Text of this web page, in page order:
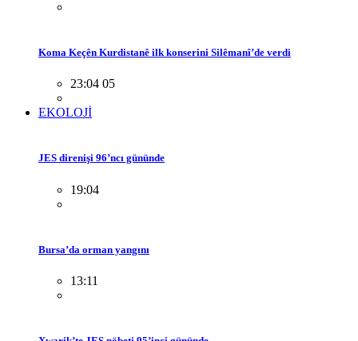
Koma Keçên Kurdistanê ilk konserini Silêmanî’de verdi
23:04 05
EKOLOJİ
JES direnişi 96’ncı gününde
19:04
Bursa’da orman yangını
13:11